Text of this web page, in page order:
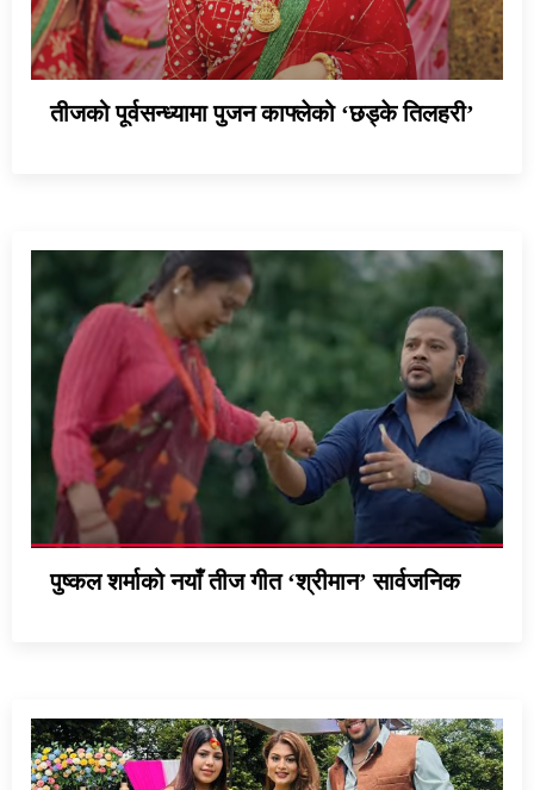
तीजको पूर्वसन्ध्यामा पुजन काफ्लेको ‘छड्के तिलहरी’
पुष्कल शर्माको नयाँ तीज गीत ‘श्रीमान’ सार्वजनिक